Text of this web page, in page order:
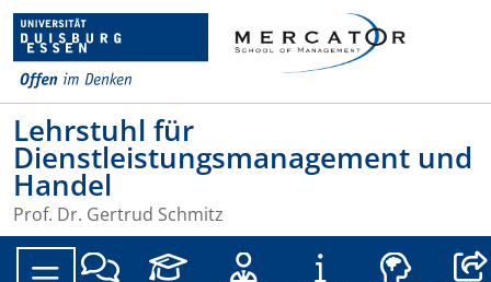
Lehrstuhl für
Dienstleistungsmanagement und
Handel
Prof. Dr. Gertrud Schmitz